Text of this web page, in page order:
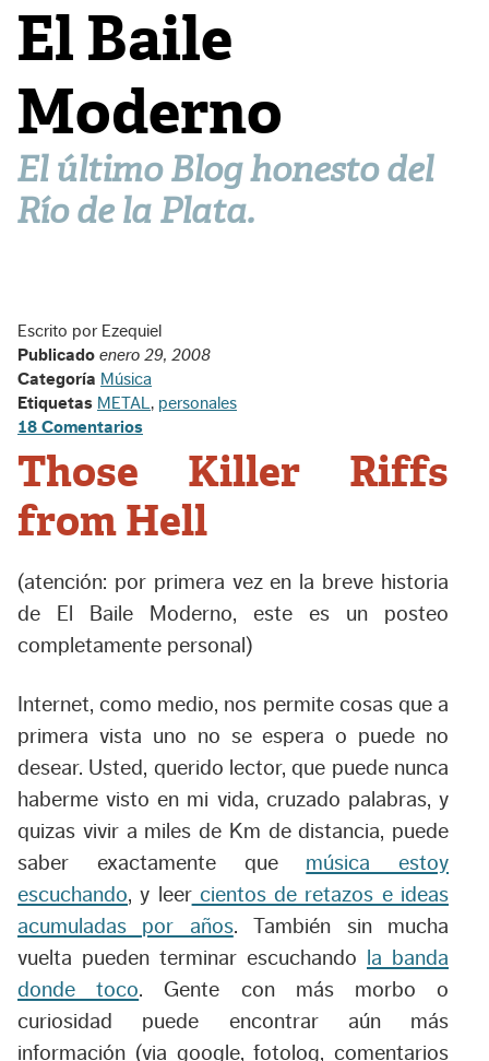
El Baile
Moderno
El último Blog honesto del
Río de la Plata.
Escrito por Ezequiel
Publicado enero 29, 2008
Categoría Música
Etiquetas METAL , personales
18 Comentarios
Those Killer Riffs
from Hell
(atención: por primera vez en la breve historia
de El Baile Moderno, este es un posteo
completamente personal)
Internet, como medio, nos permite cosas que a
primera vista uno no se espera o puede no
desear. Usted, querido lector, que puede nunca
haberme visto en mi vida, cruzado palabras, y
quizas vivir a miles de Km de distancia, puede
saber exactamente que música estoy
escuchando, y leercientos de retazos e ideas
acumuladas por años. También sin mucha
vuelta pueden terminar escuchando
la banda
donde toco. Gente con más morbo o
curiosidad puede encontrar aún más
información (via google, fotolog, comentarios